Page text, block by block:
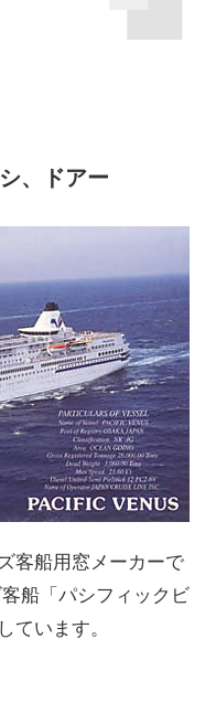
、ドアー
客船用窓メーカーで
船「パシフィックビ
ています。